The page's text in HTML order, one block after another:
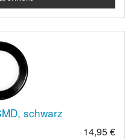
schwarz
14,95 €